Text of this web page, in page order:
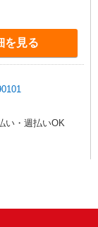
を見る
日払い・週払いOK